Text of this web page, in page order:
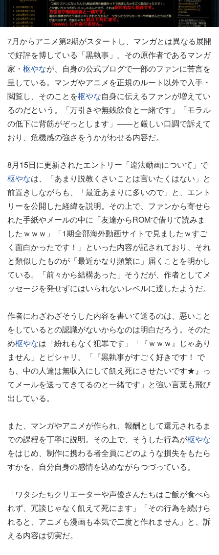
7月からアニメ第2期がスタートし、マンガとは異なる展開
で好評を博している「黒執事」。その原作者であるマンガ
家・ 枢やなが、自身の公式ブログで一部のファンに苦言を
呈している。マンガやアニメを正規のルート以外で入手・
閲覧し、そのことを枢やな自身に伝えるファンが増えてい
るのだという。「万引きや無銭飲食と一緒です」「モラル
の低下に背筋がぞっとします」――と厳しい口調で訴えて
おり、危機感の強さをうかがわせる内容だ。
8月15日に更新されたエントリー「違法動画について」で
枢やなは、「あまり説教くさいことは言いたくはない」と
前置きしながらも、「最近あまりに多いので」と、エント
リーを公開した経緯を説明。その上で、ファンから寄せら
れた手紙やメールの中に「友達からROMで借りて読みま
したｗｗｗ」「1期全部海外動画サイトで見ましたｗすご
く面白かったです！」といった内容が記されており、それ
と類似したものが「最近かなり頻繁に」届くことを明かし
ている。「前々から結構あった」そうだが、作者としてメ
ッセージを発せずにはいられないレベルに達したようだ。
作者にわざわざそうした内容を書いて送るのは、悪いこと
をしているとの認識がないからなのは明白だろう。そのた
め枢やなは「紛れもなく犯罪です」「『ｗｗｗ』じゃあり
ません」とピシャリ。「『黒執事がすごく好きです！ で
も、中の人達は無収入にして飢え死にさせたいです★』っ
てメールを送ってきてるのと一緒です」と強い言葉も飛び
出している。
また、マンガやアニメが作られ、報酬として還元されるま
での課程を丁寧に説明。その上で、そうした行為が枢やな
をはじめ、制作に携わる者全員にどのような損失をもたら
すかを、自分自身の感情を込めながらつづっている。
「ワタシたちクリエーターや声優さんたちはご飯が食べら
れず、冗談じゃなく飢えて死にます」「その行為を続けら
れると、アニメも漫画も本気で二度と作れません」と、訴
える内容は切実だ。